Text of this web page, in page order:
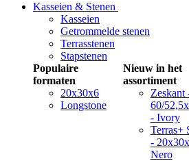
Kasseien & Stenen
Kasseien
Getrommelde stenen
Terrasstenen
Stapstenen
Populaire
formaten
20x30x6
Longstone
Nieuw in het
assortiment
Zeskant
60/
- Ivory
Terras+
-
Nero